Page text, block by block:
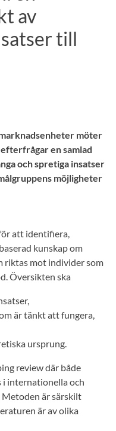
av
till
möter
en samlad
och spretiga insatser
möjligheter
att identifiera,
kunskap om
riktas mot individer som
Översikten ska
är tänkt att fungera,
ursprung.
review där både
i internationella och
Metoden är särskilt
är av olika